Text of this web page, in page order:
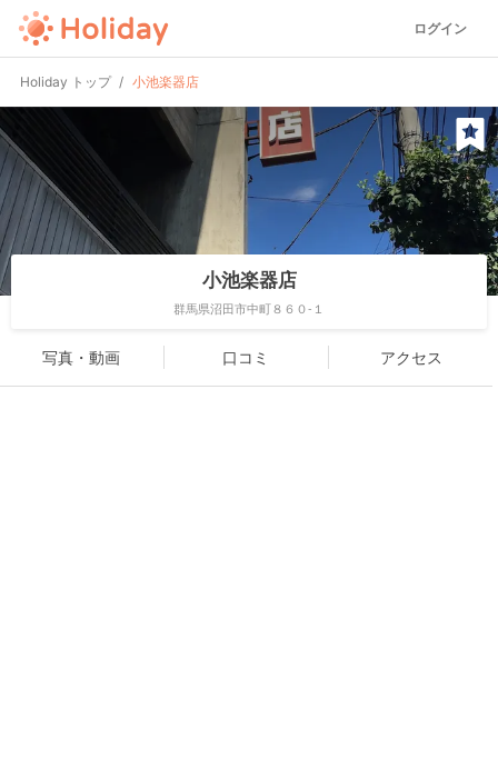
ログイン
Holiday トップ 小池楽器店
小池楽器店
群馬県沼田市中町８６０-１
写真・動画 口コミ アクセス